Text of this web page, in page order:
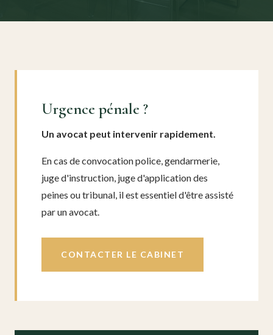
Urgence pénale ?
Un avocat peut intervenir rapidement.
En cas de convocation police, gendarmerie,
juge d'instruction, juge d'application des
peines ou tribunal, il est essentiel d'être assisté
par un avocat.
CONTACTER LE CABINET